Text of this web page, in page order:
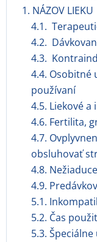
1. NÁZOV LIEKU
4.1.
4.2.
4.3.
4.4. Osobitné
používaní
4.5. Liekové
4.6. Fertilita,
4.7.
obsluhovať
4.8.
4.9.
5.1.
5.2. Čas
5.3.